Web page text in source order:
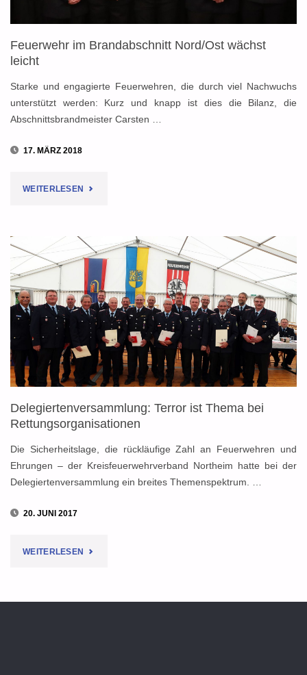
Feuerwehr im Brandabschnitt Nord/Ost wächst
leicht
Starke und engagierte Feuerwehren, die durch viel Nachwuchs
unterstützt werden: Kurz und knapp ist dies die Bilanz, die
Abschnittsbrandmeister Carsten …
17. MÄRZ 2018
WEITERLESEN "FEUERWEHR
BRANDABSCHNITT
NORD/OST
WÄCHST
LEICHT"
Delegiertenversammlung: Terror ist Thema bei
Rettungsorganisationen
Die Sicherheitslage, die rückläufige Zahl an Feuerwehren und
Ehrungen – der Kreisfeuerwehrverband Northeim hatte bei der
Delegiertenversammlung ein breites Themenspektrum. …
20. JUNI 2017
WEITERLESEN "DELEGIERTENVERSAMMLUNG:
IST